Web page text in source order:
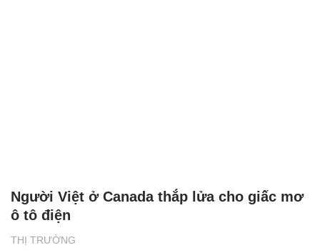
THỊ TRƯỜNG
Người Việt ở Canada thắp lửa cho giấc mơ
ô tô điện